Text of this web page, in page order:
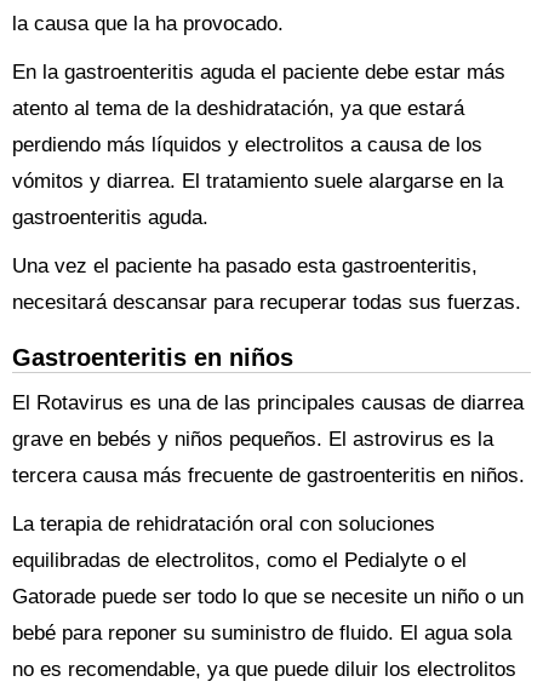
la causa que la ha provocado.
En la gastroenteritis aguda el paciente debe estar más
atento al tema de la deshidratación, ya que estará
perdiendo más líquidos y electrolitos a causa de los
vómitos y diarrea. El tratamiento suele alargarse en la
gastroenteritis aguda.
Una vez el paciente ha pasado esta gastroenteritis,
necesitará descansar para recuperar todas sus fuerzas.
Gastroenteritis en niños
El Rotavirus es una de las principales causas de diarrea
grave en bebés y niños pequeños. El astrovirus es la
tercera causa más frecuente de gastroenteritis en niños.
La terapia de rehidratación oral con soluciones
equilibradas de electrolitos, como el Pedialyte o el
Gatorade puede ser todo lo que se necesite un niño o un
bebé para reponer su suministro de fluido. El agua sola
no es recomendable, ya que puede diluir los electrolitos